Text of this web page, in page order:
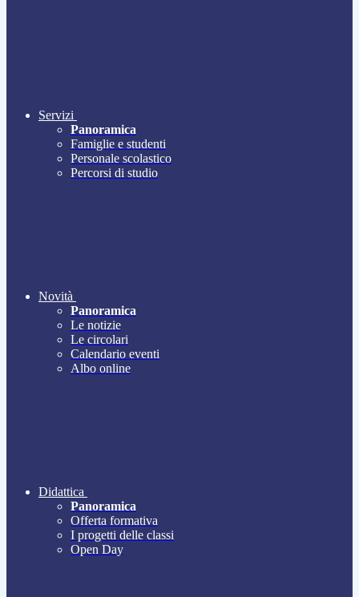
Servizi
Panoramica
Famiglie e studenti
Personale scolastico
Percorsi di studio
Novità
Panoramica
Le notizie
Le circolari
Calendario eventi
Albo online
Didattica
Panoramica
Offerta formativa
I progetti delle classi
Open Day